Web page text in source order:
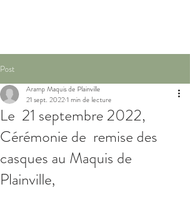
Post
Le 21 septembre 2022,
Cérémonie de remise des
casques au Maquis de
Plainville,
Aramp Maquis de Plainville
21 sept. 20221 min de lecture